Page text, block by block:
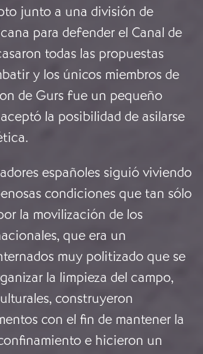
junto a una división de
para defender el Canal de
todas las propuestas
y los únicos miembros de
de Gurs fue un pequeño
la posibilidad de asilarse
españoles siguió viviendo
condiciones que tan sólo
la movilización de los
que era un
muy politizado que se
la limpieza del campo,
construyeron
con el fin de mantener la
e hicieron un